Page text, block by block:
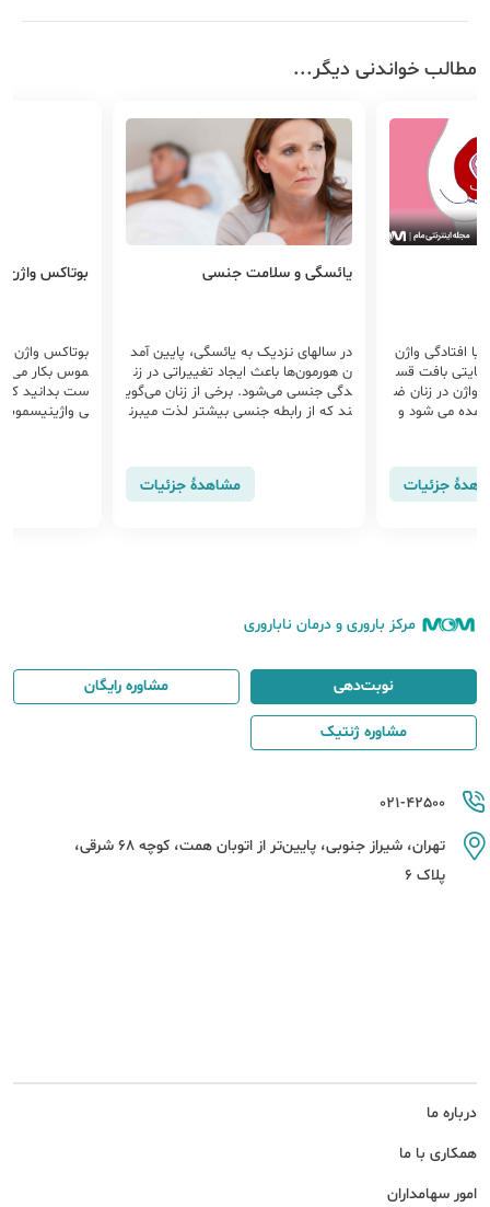
مطالب خواندنی دیگر...
افتادگی واژن
بافت قس
واژن در زنان ض
می شود و
جزئیات
یائسگی و سلامت جنسی
در سال‎های نزدیک به یائسگی، پایین آمد
ن هورمون‌ها باعث ایجاد تغییراتی در زن
دگی جنسی می‌شود. برخی از زنان می‌گوی
ند که از رابطه جنسی بیشتر لذت می‎برن
مشاهدهٔ جزئیات
بوتاکس واژن
بوتاکس واژن
موس بکار می
ست بدانید که
ی
مرکز باروری و درمان ناباروری
درباره ما
همکاری با ما
امور سهامداران
021-42500
تهران، شیراز جنوبی، پایین‌تر از اتوبان همت، کوچه 68 شرقی،
پلاک 6
نوبت‌دهی مشاوره رایگان
مشاوره ژنتیک